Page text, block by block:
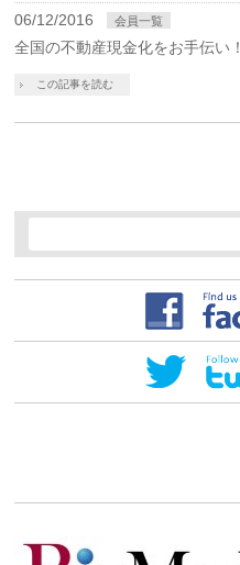
06/12/2016 会員一覧
全国の不動産現金化をお手伝い！
この記事を読む